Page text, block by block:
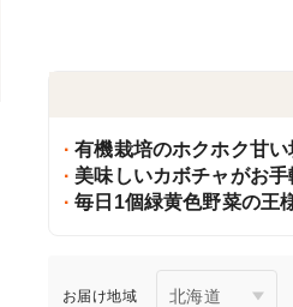
有機栽培のホクホク甘い
美味しいカボチャがお手
毎日1個緑黄色野菜の王
お届け地域